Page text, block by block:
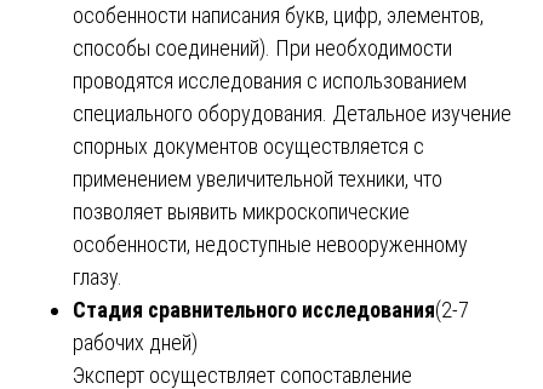
особенности написания букв, цифр, элементов,
способы соединений). При необходимости
проводятся исследования с использованием
специального оборудования. Детальное изучение
спорных документов осуществляется с
применением увеличительной техники, что
позволяет выявить микроскопические
особенности, недоступные невооруженному
глазу.
Стадия сравнительного исследования(2-7
рабочих дней)
Эксперт осуществляет сопоставление